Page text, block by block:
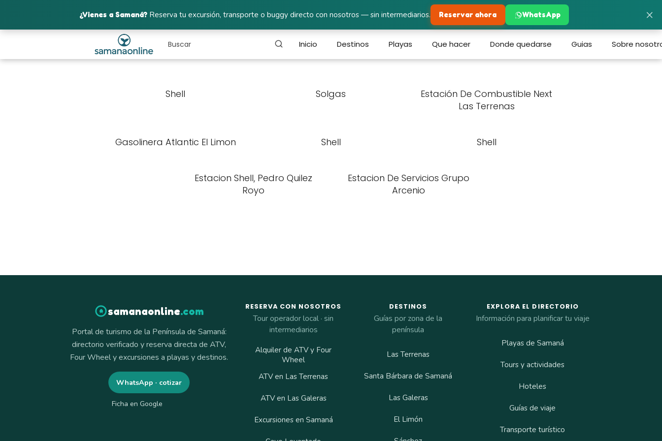
Inicio Destinos Playas Que hacer Donde quedarse Guias Sobre
Shell Solgas
Estación De Combustible Next
Las Terrenas
Gasolinera Atlantic El Limon Shell Shell
Estacion Shell, Pedro Quilez
Royo
Estacion De Servicios Grupo
Arcenio
samanaonline.com
Portal de turismo de la Península de Samaná:
directorio verificado y reserva directa de ATV,
Four Wheel y excursiones a playas y destinos.
WhatsApp · cotizar
Ficha en Google
RESERVA CON NOSOTROS
Tour operador local · sin
intermediarios
Alquiler de ATV y Four
Wheel
ATV en Las Terrenas
ATV en Las Galeras
Excursiones en Samaná
DESTINOS
Guías por zona de la
península
Las Terrenas
Santa Bárbara de Samaná
Las Galeras
El Limón
EXPLORA EL DIRECTORIO
Información para planificar tu viaje
Playas de Samaná
Tours y actividades
Hoteles
Guías de viaje
Transporte turístico
×
¿Vienes a Samaná?Reserva tu excursión, transporte o buggy directo con nosotros — sin intermediarios. Reservar ahora WhatsApp